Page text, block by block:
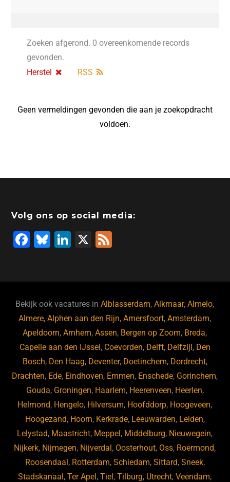
Zoeken afgerond. 0 overeenkomende records
gevonden.
Herstel
RSS
Geen vermeldingen gevonden die aan je zoekopdracht
voldoen.
Volg ons op social media:
F
b
o
o
k
Bl
ky
Li
dI
n
X
Bekijk ook vacatures inAlblasserdam,Alkmaar,Almelo,
Almere,Alphen aan den Rijn,Amersfoort,Amsterdam,
Apeldoorn,Arnhem,Assen, Bergen op Zoom, Breda,
Capelle aan den IJssel , Coevorden, Delft, Delfzijl , Den
Bosch, Den Haag, Deventer, Doetinchem, Dordrecht,
Drachten, Ede, Eindhoven, Emmen, Enschede, Gorinchem,
Gouda, Groningen, Haarlem, Heerenveen, Heerlen,
Helmond, Hengelo, Hilversum, Hoofddorp, Hoogeveen,
Hoogezand, Hoorn, Kerkrade, Leeuwarden, Leiden,
Lelystad, Maastricht, Meppel , Middelburg, Nieuwegein,
Nijkerk, Nijmegen, Nijverdal , Oosterhout, Oss, Roermond,
Roosendaal , Rotterdam, Schiedam, Sittard, Sneek,
Stadskanaal ,Ter Apel ,Tiel ,Tilburg, Utrecht,Veendam,